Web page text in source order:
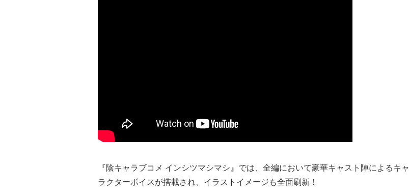
『陰キャラブコメ インシツマシマシ』では、全編において豪華キャスト陣によるキャ
ラクターボイスが搭載され、イラストイメージも全面刷新！